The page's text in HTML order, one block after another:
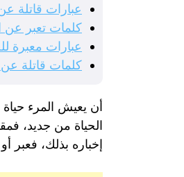
عبارات قاتلة
كلمات تعبر عن
عبارات معبرة
كلمات قاتلة
أن يعيش المرء
الحياة من جديد،
إخباره بذلك،